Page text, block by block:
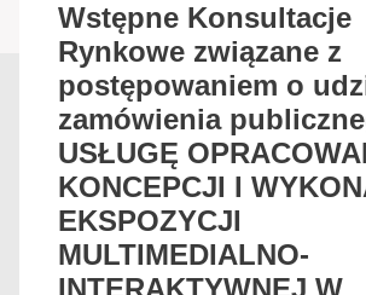
Wstępne Konsultacje
Rynkowe związane z
postępowaniem o
zamówienia
USŁUGĘ
KONCEPCJI I
EKSPOZYCJI
MULTIMEDIALNO-
INTERAKTYWNEJ W